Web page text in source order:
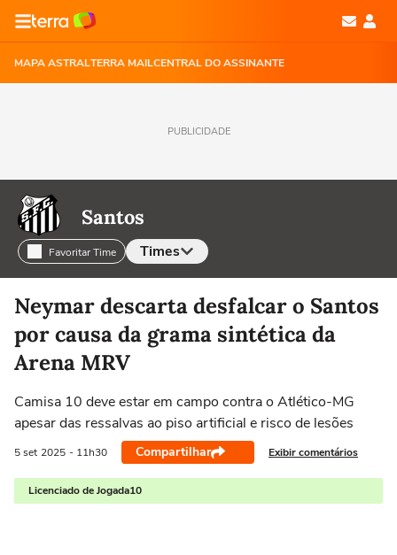
MAPA ASTRALTERRA MAILCENTRAL DO ASSINANTE
PUBLICIDADE
Santos
Favoritar Time Times
Selecione o time para ver as notícias
Neymar descarta desfalcar o Santos
por causa da grama sintética da
Arena MRV
Camisa 10 deve estar em campo contra o Atlético-MG
apesar das ressalvas ao piso artificial e risco de lesões
5 set 2025 - 11h30 Compartilhar Exibir comentários
Licenciado de Jogada10